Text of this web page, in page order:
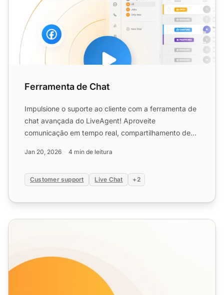
Ferramenta de Chat
Impulsione o suporte ao cliente com a ferramenta de
chat avançada do LiveAgent! Aproveite
comunicação em tempo real, compartilhamento de
Jan 20, 2026 4 min de leitura
Customer support Live Chat +2
Recursos do Chat ao Vivo